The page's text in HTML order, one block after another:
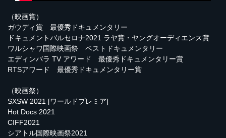
（映画賞）
ガウディ賞 最優秀ドキュメンタリー
ドキュメントバルセロナ2021 ラヤ賞・ヤングオーディエンス賞
ワルシャワ国際映画祭 ベストドキュメンタリー
エディンバラ TV アワード 最優秀ドキュメンタリー賞
RTSアワード 最優秀ドキュメンタリー賞
（映画祭）
SXSW 2021 [ワールドプレミア]
Hot Docs 2021
CIFF2021
シアトル国際映画祭2021